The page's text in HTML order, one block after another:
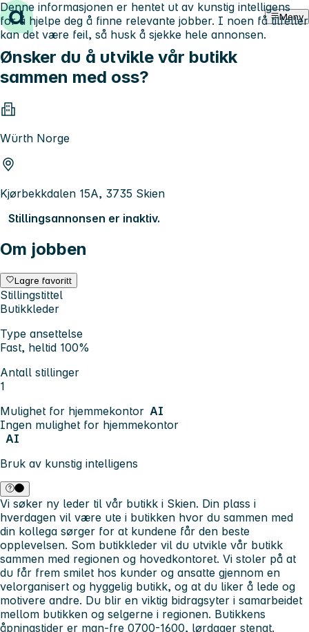
Hopp til innhold Meny
Ønsker du å utvikle vår butikk
sammen med oss?
Würth Norge
Kjørbekkdalen 15A, 3735 Skien
Stillingsannonsen er inaktiv.
Om jobben
Lagre favoritt
Stillingstittel
Butikkleder
Type ansettelse
Fast, heltid 100%
Antall stillinger
1
Mulighet for hjemmekontor AI
Ingen mulighet for hjemmekontor
AI
Bruk av kunstig intelligens
Denne informasjonen er hentet ut av kunstig intelligens
for å hjelpe deg å finne relevante jobber. I noen få tilfeller
kan det være feil, så husk å sjekke hele annonsen.
Vi søker ny leder til vår butikk i Skien. Din plass i
hverdagen vil være ute i butikken hvor du sammen med
din kollega sørger for at kundene får den beste
opplevelsen. Som butikkleder vil du utvikle vår butikk
sammen med regionen og hovedkontoret. Vi stoler på at
du får frem smilet hos kunder og ansatte gjennom en
velorganisert og hyggelig butikk, og at du liker å lede og
motivere andre. Du blir en viktig bidragsyter i samarbeidet
mellom butikken og selgerne i regionen. Butikkens
åpningstider er man-fre 0700-1600, lørdager stengt.